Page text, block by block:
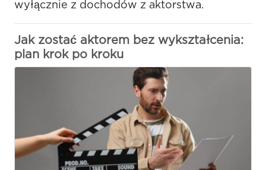
wyłącznie z dochodów z aktorstwa.
Jak zostać aktorem bez wykształcenia:
plan krok po kroku